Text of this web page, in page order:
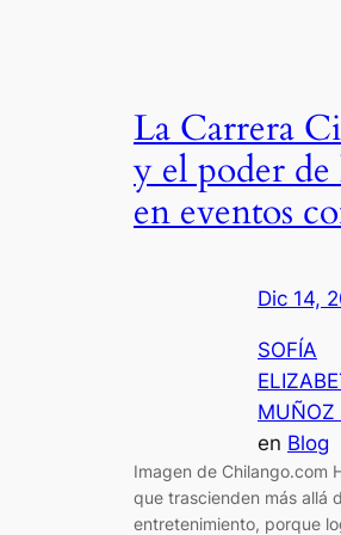
La Carrera
y el poder
en eventos
Dic 14,
SOFÍA
MUÑOZ
en Blog
Imagen de Chilango.com
que trascienden más allá
entretenimiento, porque